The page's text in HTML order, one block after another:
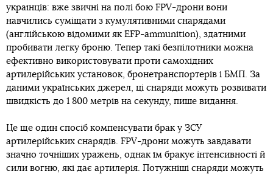
українців: вже звичні на полі бою FPV-дрони вони
навчились суміщати з кумулятивними снарядами
(англійською відомими як EFP-ammunition), здатними
пробивати легку броню. Тепер такі безпілотники можна
ефективно використовувати проти самохідних
артилерійських установок, бронетранспортерів і БМП. За
даними українських джерел, ці снаряди можуть розвивати
швидкість до 1 800 метрів на секунду, пише видання.
Це ще один спосіб компенсувати брак у ЗСУ
артилерійських снарядів. FPV-дрони можуть завдавати
значно точніших уражень, однак їм бракує інтенсивності й
сили вогню, які дає артилерія. Потужніші снаряди можуть